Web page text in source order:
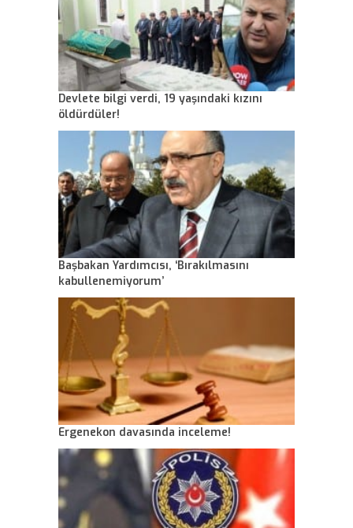
Devlete bilgi verdi, 19 yaşındaki kızını
öldürdüler!
Başbakan Yardımcısı, ‘Bırakılmasını
kabullenemiyorum’
Ergenekon davasında inceleme!